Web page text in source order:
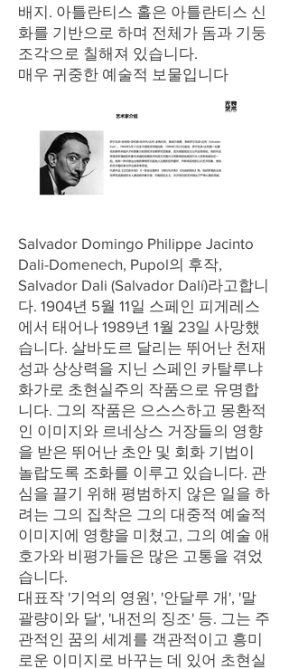
배지. 아틀란티스 홀은 아틀란티스 신
화를 기반으로 하며 전체가 돔과 기둥
조각으로 칠해져 있습니다.
매우 귀중한 예술적 보물입니다
Salvador Domingo Philippe Jacinto
Dali-Domenech, Pupol의 후작,
Salvador Dali (Salvador Dalí)라고합니
다. 1904년 5월 11일 스페인 피게레스
에서 태어나 1989년 1월 23일 사망했
습니다. 살바도르 달리는 뛰어난 천재
성과 상상력을 지닌 스페인 카탈루냐
화가로 초현실주의 작품으로 유명합
니다. 그의 작품은 으스스하고 몽환적
인 이미지와 르네상스 거장들의 영향
을 받은 뛰어난 초안 및 회화 기법이
놀랍도록 조화를 이루고 있습니다. 관
심을 끌기 위해 평범하지 않은 일을 하
려는 그의 집착은 그의 대중적 예술적
이미지에 영향을 미쳤고, 그의 예술 애
호가와 비평가들은 많은 고통을 겪었
습니다.
대표작 '기억의 영원', '안달루 개', '말
괄량이와 달', '내전의 징조' 등. 그는 주
관적인 꿈의 세계를 객관적이고 흥미
로운 이미지로 바꾸는 데 있어 초현실